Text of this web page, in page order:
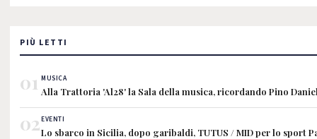
PIÙ LETTI
01 MUSICA
Alla Trattoria 'Al28' la Sala della musica, ricordando Pino
02EVENTI
Lo sbarco in Sicilia, dopo garibaldi, TUTUS / MID per lo sport